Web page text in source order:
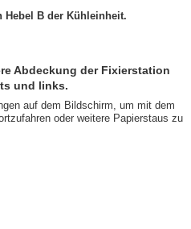
Hebel B der Kühleinheit.
Abdeckung der Fixierstation
und links.
auf dem Bildschirm, um mit dem
oder weitere Papierstaus zu